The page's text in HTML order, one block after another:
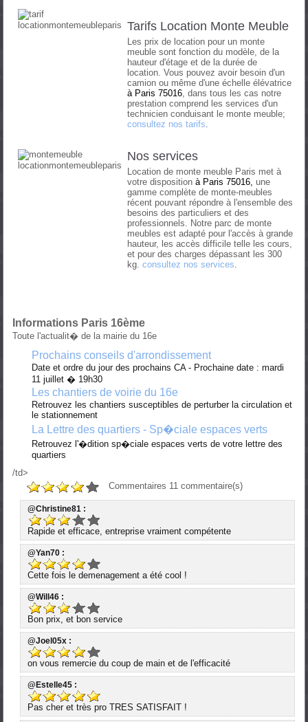
Tarifs Location Monte Meuble
Les prix de location pour un monte
meuble sont fonction du modèle, de la
hauteur d'étage et de la durée de
location. Vous pouvez avoir besoin d'un
camion ou même d'une échelle élévatrice
à Paris 75016 , dans tous les cas notre
prestation comprend les services d'un
technicien conduisant le monte meuble;
consultez nos tarifs
Nos services
Location de monte meuble Paris met à
votre dispositionà Paris 75016,une
gamme complète de monte-meubles
récent pouvant répondre à l'ensemble des
besoins des particuliers et des
professionnels. Notre parc de monte
meubles est adapté pour l'accès à grande
hauteur, les accès difficile telle les cours,
et pour des charges dépassant les 300
kg.consultez nos services
Informations Paris 16ème
Toute l'actualit� de la mairie du 16e
Prochains conseils d'arrondissement
Date et ordre du jour des prochains CA - Prochaine date : mardi
11 juillet � 19h30
Les chantiers de voirie du 16e
Retrouvez les chantiers susceptibles de perturber la circulation et
le stationnement
La Lettre des quartiers - Sp�ciale espaces verts
Retrouvez l'�dition sp�ciale espaces verts de votre lettre des
quartiers
/td>
Commentaires 11 commentaire(s)
@Christine81 :
Rapide et efficace, entreprise vraiment compétente
@Yan70 :
Cette fois le demenagement a été cool !
@Will46 :
Bon prix, et bon service
@Joel05x :
on vous remercie du coup de main et de l'efficacité
@Estelle45 :
Pas cher et très pro TRES SATISFAIT !